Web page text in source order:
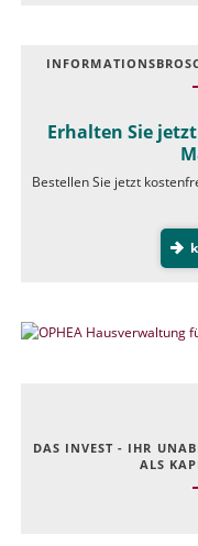
Erhalten Sie
Bestellen Sie jetzt
DAS INVEST - IHR
ALS